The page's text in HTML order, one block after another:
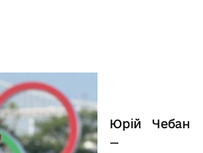
Юрій Чебан
—